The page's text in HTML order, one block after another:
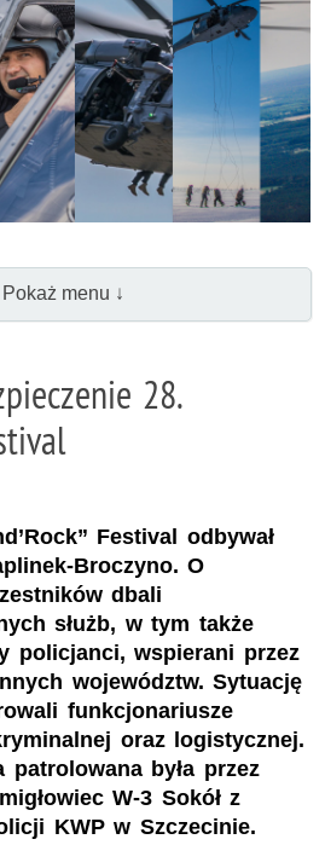
Pokaż menu ↓
28.
Festival odbywał
Broczyno. O
dbali
służb, w tym także
policjanci, wspierani przez
województw. Sytuację
funkcjonariusze
oraz logistycznej.
była przez
W-3 Sokół z
KWP w Szczecinie.